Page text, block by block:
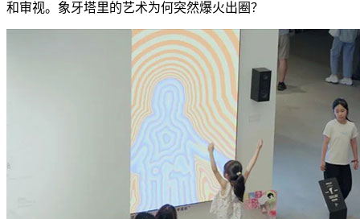
和审视。象牙塔里的艺术为何突然爆火出圈？